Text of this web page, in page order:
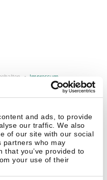
and ads, to provide
our traffic. We also
of our site with our social
partners who may
that you’ve provided to
your use of their
Impressum
Lizenzvereinbarung B2B
Informationen